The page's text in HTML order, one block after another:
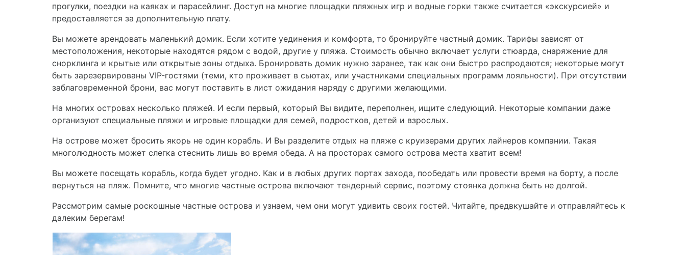
прогулки, поездки на каяках и парасейлинг. Доступ на многие площадки пляжных игр и водные горки также считается «экскурсией» и
предоставляется за дополнительную плату.
Вы можете арендовать маленький домик. Если хотите уединения и комфорта, то бронируйте частный домик. Тарифы зависят от
местоположения, некоторые находятся рядом с водой, другие у пляжа. Стоимость обычно включает услуги стюарда, снаряжение для
снорклинга и крытые или открытые зоны отдыха. Бронировать домик нужно заранее, так как они быстро распродаются; некоторые могут
быть зарезервированы VIP-гостями (теми, кто проживает в сьютах, или участниками специальных программ лояльности). При отсутствии
заблаговременной брони, вас могут поставить в лист ожидания наряду с другими желающими.
На многих островах несколько пляжей. И если первый, который Вы видите, переполнен, ищите следующий. Некоторые компании даже
организуют специальные пляжи и игровые площадки для семей, подростков, детей и взрослых.
На острове может бросить якорь не один корабль. И Вы разделите отдых на пляже с круизерами других лайнеров компании. Такая
многолюдность может слегка стеснить лишь во время обеда. А на просторах самого острова места хватит всем!
Вы можете посещать корабль, когда будет угодно. Как и в любых других портах захода, пообедать или провести время на борту, а после
вернуться на пляж. Помните, что многие частные острова включают тендерный сервис, поэтому стоянка должна быть не долгой.
Рассмотрим самые роскошные частные острова и узнаем, чем они могут удивить своих гостей. Читайте, предвкушайте и отправляйтесь к
далеким берегам!